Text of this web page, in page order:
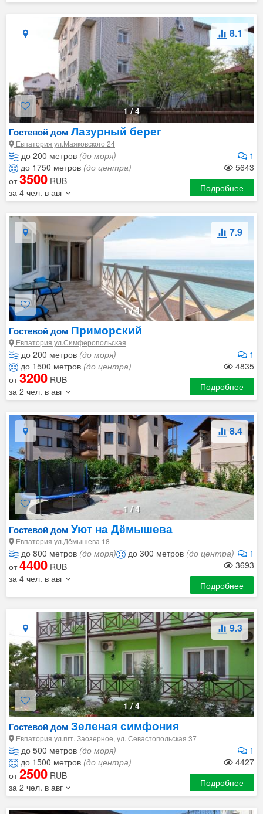
1/4
8.1
Гостевой дом Лазурный берег
Евпатория ул.Маяковского 24
до 200 метров (до моря)
1
до 1750 метров (до центра)
5643
от3500 RUB
за 4 чел. в авг
Подробнее
1/4
7.9
Гостевой дом Приморский
Евпатория ул.Симферопольская
до 200 метров (до моря)
1
до 1500 метров (до центра)
4835
от3200 RUB
за 2 чел. в авг
Подробнее
1 /4
8.4
Гостевой дом Уют на Дёмышева
Евпатория ул.Дёмышева 18
до 800 метров (до моря) 1
до 300 метров (до центра)
3693
от4400 RUB
за 4 чел. в авг
Подробнее
1/4
9.3
Гостевой дом Зеленая симфония
Евпатория ул.пгт. Заозерное, ул. Севастопольская 37
до 500 метров (до моря)
1
до 1500 метров (до центра)
4427
от2500 RUB
за 2 чел. в авг
Подробнее